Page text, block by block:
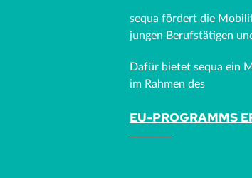
sequa fördert die
jungen Berufstätigen
Dafür bietet sequa ein
im Rahmen des
EU-PROGRAMMS